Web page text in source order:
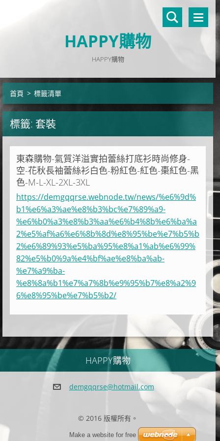
HAPPY購物
HAPPY購物
首頁 > 標籤清單
標籤: 套裝
東森購物-氣質洋溢實拍蕾絲打底衫時尚修身-
空-花秋長袖蕾絲衫白色-粉紅色-紅色-棗紅色-黑
色-M-L-XL-2XL-3XL
https://demgqqrse.webnode.tw/news/%e6%9d%
b1%e6%a3%ae%e8%b3%bc%e7%89%a9-
%e6%b0%a3%e8%b3%aa%e6%b4%8b%e6%ba%a
2%e5%af%a6%e6%8b%8d%e8%95%be%e7%b5%b
2%e6%89%93%e5%ba%95%e8%a1%ab%e6%99%
82%e5%b0%9a%e4%bf%ae%e8%ba%ab-
%e7%a9%ba-
%e8%8a%b1%e7%a7%8b%e9%95%b7%e8%a2%9
6%e8%95%be%e7%b5%b2/
HAPPY購物
demgqqrse@hotmail.com
© 2016 版權所有。
Make a website for free